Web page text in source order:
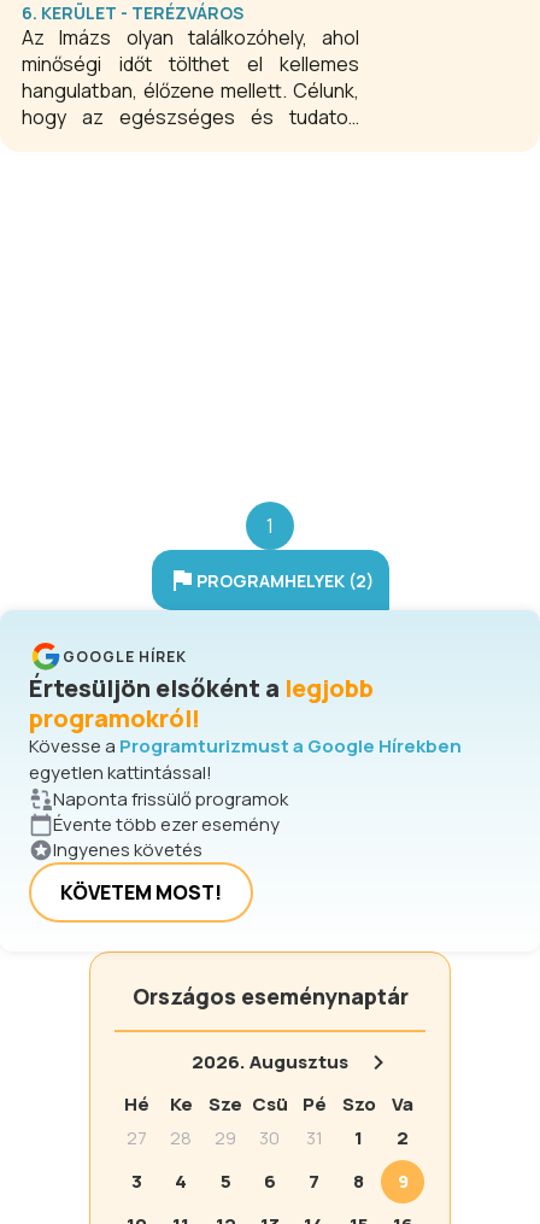
6. KERÜLET - TERÉZVÁROS
Az Imázs olyan találkozóhely, ahol
minőségi időt tölthet el kellemes
hangulatban, élőzene mellett. Célunk,
hogy az egészséges és tudatos
1
PROGRAMHELYEK (2)
GOOGLE HÍREK
Értesüljön elsőként a legjobb
programokról!
Kövesse a Programturizmust a Google Hírekben
egyetlen kattintással!
Naponta frissülő programok
Évente több ezer esemény
Ingyenes követés
KÖVETEM MOST!
Országos eseménynaptár
2026.Augusztus
Hé
Ke Sze Csü Pé Szo
Va
27
28 29 30 31 1
2
3
4 5 6 7 8
9